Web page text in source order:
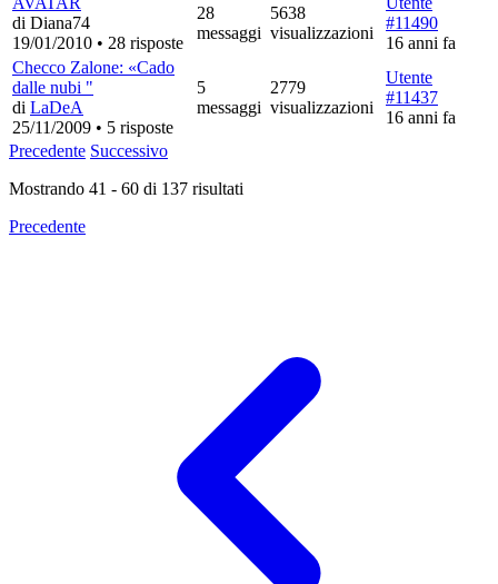
di Diana74
19/01/2010 • 28 risposte
28
messaggi
5638
visualizzazioni
#11490
16 anni fa
Checco Zalone: «Cado
dalle nubi "
di LaDeA
25/11/2009 • 5 risposte
5
messaggi
2779
visualizzazioni
Utente
#11437
16 anni fa
Precedente Successivo
Mostrando 41 - 60 di 137 risultati
Precedente